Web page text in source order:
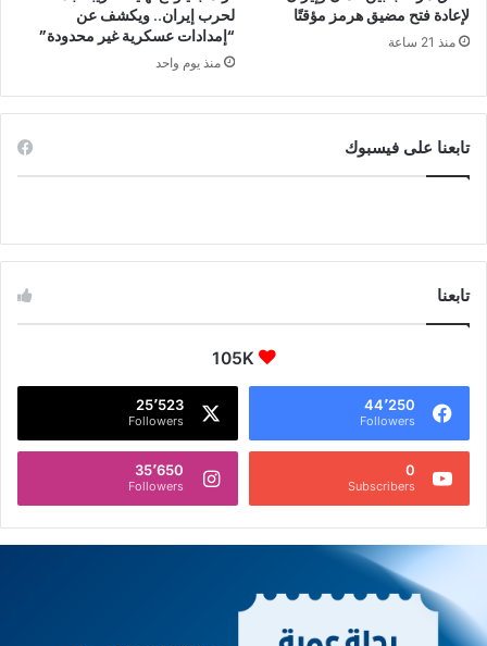
لإعادة فتح مضيق هرمز مؤقتًا
منذ 21 ساعة
لحرب إيران.. ويكشف عن
“إمدادات عسكرية غير محدودة”
منذ يوم واحد
تابعنا على فيسبوك
تابعنا
105K
44٬250
Followers
25٬523
Followers
0
Subscribers
35٬650
Followers